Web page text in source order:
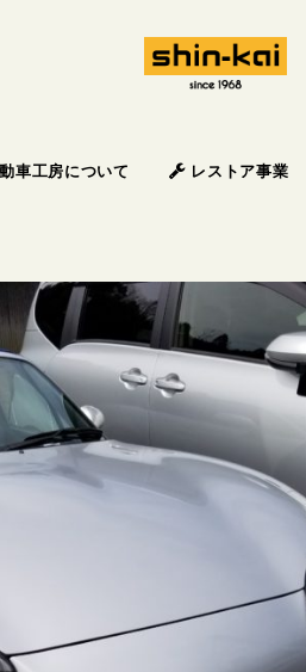
車工房について レストア事業